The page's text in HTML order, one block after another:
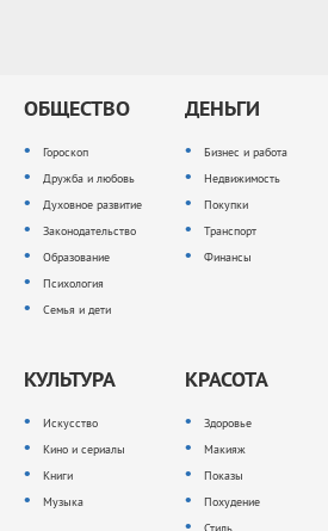
ОБЩЕСТВО
Гороскоп
Дружба и любовь
Духовное развитие
Законодательство
Образование
Психология
Семья и дети
ДЕНЬГИ
Бизнес и работа
Недвижимость
Покупки
Транспорт
Финансы
КУЛЬТУРА
Искусство
Кино и сериалы
Книги
Музыка
КРАСОТА
Здоровье
Макияж
Показы
Похудение
Стиль